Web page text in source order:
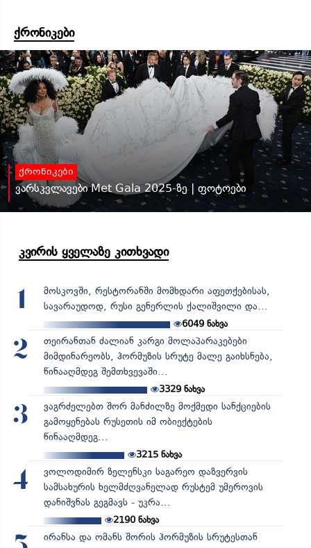
ქრონიკები
ქრონიკები
ვარსკვლავები Met Gala 2025-ზე | ფოტოები
კვირის ყველაზე კითხვადი
1
მოსკოვში, რესტორანში მომხდარი აფეთქებისას,
სავარაუდოდ, რუსი გენერლის ქალიშვილი და...
6049 ნახვა
2
თეირანთან ძალიან კარგი მოლაპარაკებები
მიმდინარეობს, ჰორმუზის სრუტე მალე გაიხსნება,
წინააღმდეგ შემთხვევაში...
3329ნახვა
3
ვაგრძელებთ შორ მანძილზე მოქმედი სანქციების
გამოყენებას რუსეთის იმ ობიექტების
წინააღმდეგ...
3215ნახვა
4
ვოლოდიმირ ზელენსკი საგარეო დაზვერვის
სამსახურის ხელმძღვანელად რუსტემ უმეროვის
დანიშვნას გეგმავს - უკრა...
2190ნახვა
ირანსა და ომანს შორის ჰორმუზის სრუტესთან